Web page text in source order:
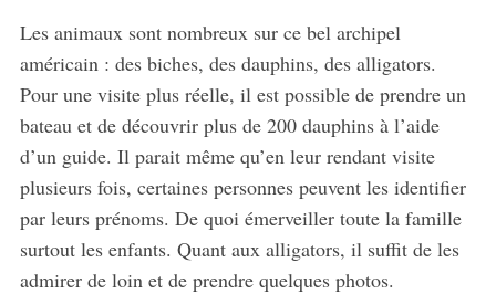
Les animaux sont nombreux sur ce bel archipel
américain : des biches, des dauphins, des alligators.
Pour une visite plus réelle, il est possible de prendre un
bateau et de découvrir plus de 200 dauphins à l’aide
d’un guide. Il parait même qu’en leur rendant visite
plusieurs fois, certaines personnes peuvent les identifier
par leurs prénoms. De quoi émerveiller toute la famille
surtout les enfants. Quant aux alligators, il suffit de les
admirer de loin et de prendre quelques photos.
r
c
h
r
: